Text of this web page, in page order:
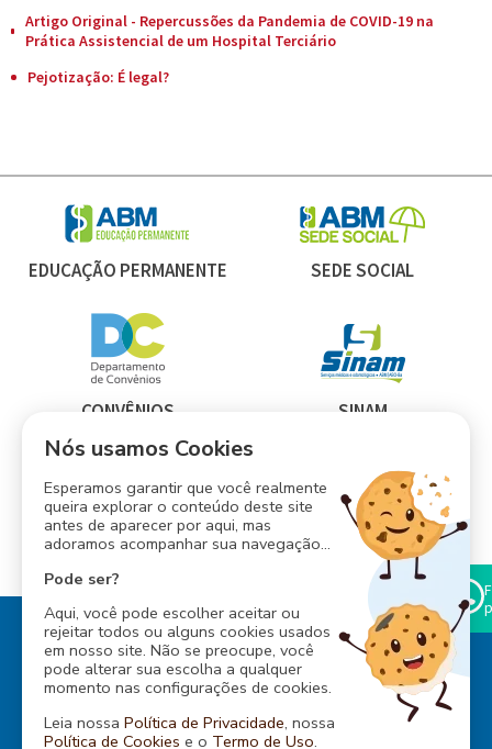
Artigo Original - Repercussões da Pandemia de COVID-19 na
Prática Assistencial de um Hospital Terciário
Pejotização: É legal?
EDUCAÇÃO PERMANENTE SEDE SOCIAL
CONVÊNIOS SINAM
CONSÓRCIO ABM INESS
Rua Baependi, 162
Ondina, Salvador - Bahia
Nós usamos Cookies
Esperamos garantir que você realmente
queira explorar o conteúdo deste site
antes de aparecer por aqui, mas
adoramos acompanhar sua navegação...
Pode ser?
Aqui, você pode escolher aceitar ou
rejeitar todos ou alguns cookies usados
em nosso site. Não se preocupe, você
pode alterar sua escolha a qualquer
momento nas configurações de cookies.
Leia nossa Política de Privacidade, nossa
Política de Cookies e o Termo de Uso.